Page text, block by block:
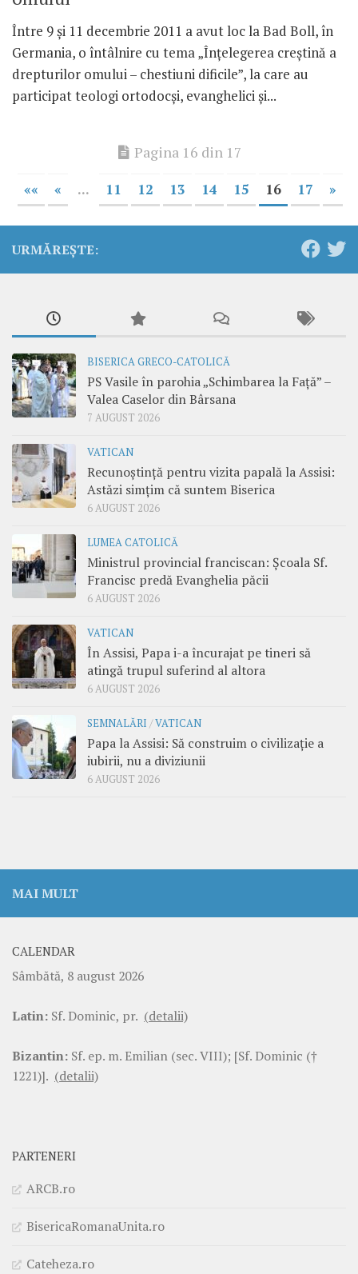
Între 9 şi 11 decembrie 2011 a avut loc la Bad Boll, în
Germania, o întâlnire cu tema „Înţelegerea creştină a
drepturilor omului – chestiuni dificile”, la care au
participat teologi ortodocşi, evanghelici şi...
Pagina 16 din 17
«« « ... 11 12 13 14 15 16 17 »
URMĂREȘTE:
BISERICA GRECO-CATOLICĂ
PS Vasile în parohia „Schimbarea la Față” –
Valea Caselor din Bârsana
7 AUGUST 2026
VATICAN
Recunoștință pentru vizita papală la Assisi:
Astăzi simțim că suntem Biserica
6 AUGUST 2026
LUMEA CATOLICĂ
Ministrul provincial franciscan: Școala Sf.
Francisc predă Evanghelia păcii
6 AUGUST 2026
VATICAN
În Assisi, Papa i-a încurajat pe tineri să
atingă trupul suferind al altora
6 AUGUST 2026
SEMNALĂRI /VATICAN
Papa la Assisi: Să construim o civilizație a
iubirii, nu a diviziunii
6 AUGUST 2026
MAI MULT
CALENDAR
Sâmbătă, 8 august 2026
Latin: Sf. Dominic, pr. (detalii)
Bizantin: Sf. ep. m. Emilian (sec. VIII); [Sf. Dominic (†
1221)]. (detalii)
PARTENERI
ARCB.ro
BisericaRomanaUnita.ro
Cateheza.ro